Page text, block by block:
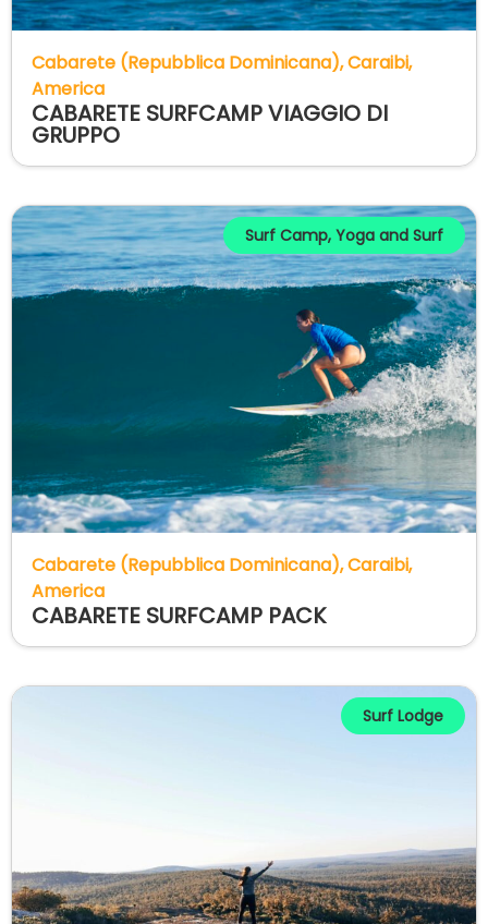
Cabarete (Repubblica Dominicana) Caraibi
America
CABARETE SURFCAMP VIAGGIO DI
GRUPPO
Surf Camp, Yoga and Surf
Cabarete (Repubblica Dominicana) Caraibi
America
CABARETE SURFCAMP PACK
Surf Lodge